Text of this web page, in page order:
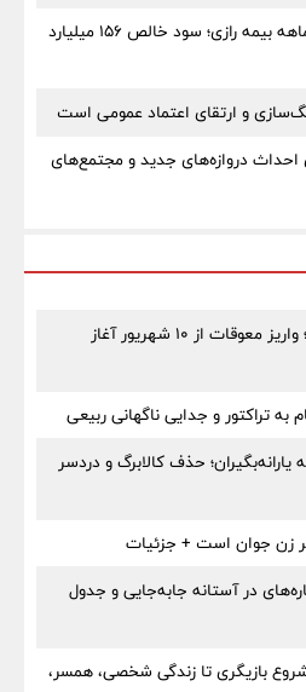
انتشار صورت‌های مالی ۳ ماهه بیمه رازی؛ سود خالص ۱۵۶ میلیارد
و ارتقای اعتماد عمومی است
احداث دروازه‌های جدید و مجتمع‌های
خبر مهم برای بازنشستگان؛ واریز معوقات از ۱۰ شهریور آغاز
تراکتور و جدایی ناگهانی ربیعی
حذف کالابرگ و دردسر
زن جوان است + جزئیات
در آستانه جابه‌جایی و جدول
شروع بازیگری تا زندگی شخصی، همسر،